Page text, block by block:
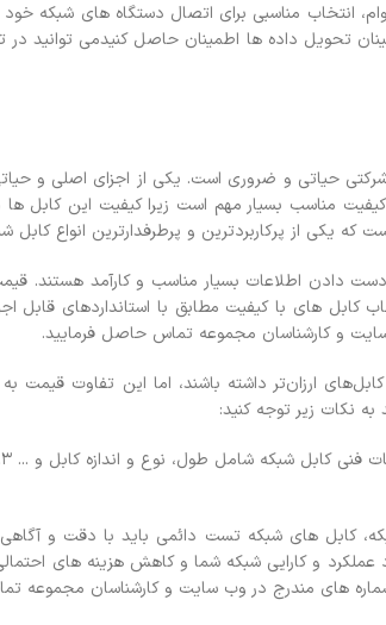
مناسبی برای اتصال دستگاه های شبکه خود
تحویل داده ها اطمینان حاصل کنیدمی توانید
حیاتی و ضروری است. یکی از اجزای اصلی و
مناسب بسیار مهم است زیرا کیفیت این کابل ها
که یکی از پرکاربردترین و پرطرفدارترین انواع
دست دادن اطلاعات بسیار مناسب و کارآمد
های با کیفیت مطابق با استانداردهای قابل
و کارشناسان مجموعه تماس حاصل فرمایید.
ارزان‌تر داشته باشند، اما این تفاوت قیمت به
نکات زیر توجه کنید:
کابل های شبکه تست دائمی باید با دقت و
عملکرد و کارایی شبکه شما و کاهش هزینه های
های مندرج در وب سایت و کارشناسان مجموعه